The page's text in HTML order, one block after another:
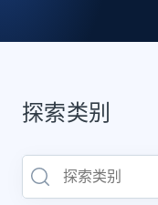
探索类别